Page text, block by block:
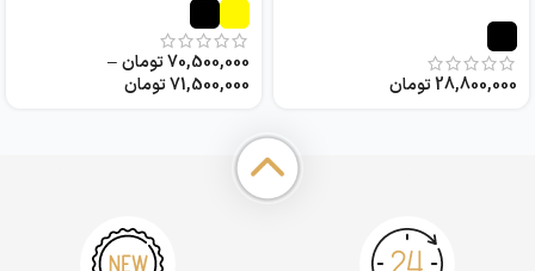
28,800,000تومان
70,500,000تومان–
71,500,000تومان